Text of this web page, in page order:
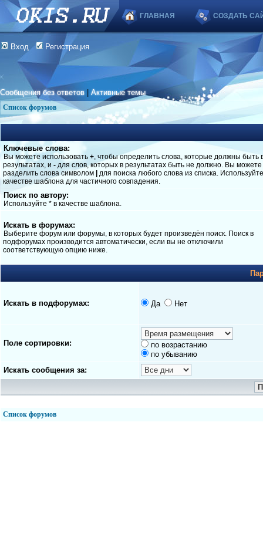
ГЛАВНАЯ СОЗДАТЬ
Вход Регистрация
Сообщения без ответов |Активные темы
Список форумов
Ключевые слова:
Вы можете использовать +, чтобы определить слова, которые должны быть
результатах, и - для слов, которых в результатах быть не должно. Вы можете
разделить слова символом
для поиска любого слова из списка.
качестве шаблона для частичного совпадения.
Поиск по автору:
Используйте * в качестве шаблона.
Искать в форумах:
Выберите форум или форумы, в которых будет произведён поиск. Поиск в
подфорумах производится автоматически, если вы не отключили
соответствующую опцию ниже.
Искать в подфорумах: Да Нет
Поле сортировки:
по возрастанию
по убыванию
Искать сообщения за:
Список форумов